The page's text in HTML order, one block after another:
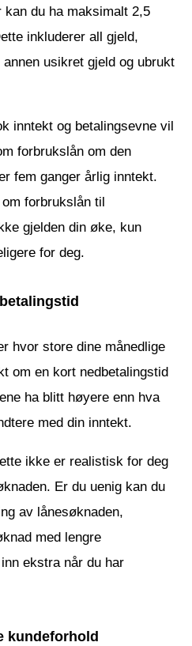
kan du ha maksimalt 2,5
inkluderer all gjeld,
usikret gjeld og ubrukt
inntekt og betalingsevne vil
forbrukslån om den
fem ganger årlig inntekt.
forbrukslån til
gjelden din øke, kun
for deg.
hvor store dine månedlige
om en kort nedbetalingstid
ha blitt høyere enn hva
med din inntekt.
ikke er realistisk for deg
Er du uenig kan du
av lånesøknaden,
med lengre
ekstra når du har
kundeforhold